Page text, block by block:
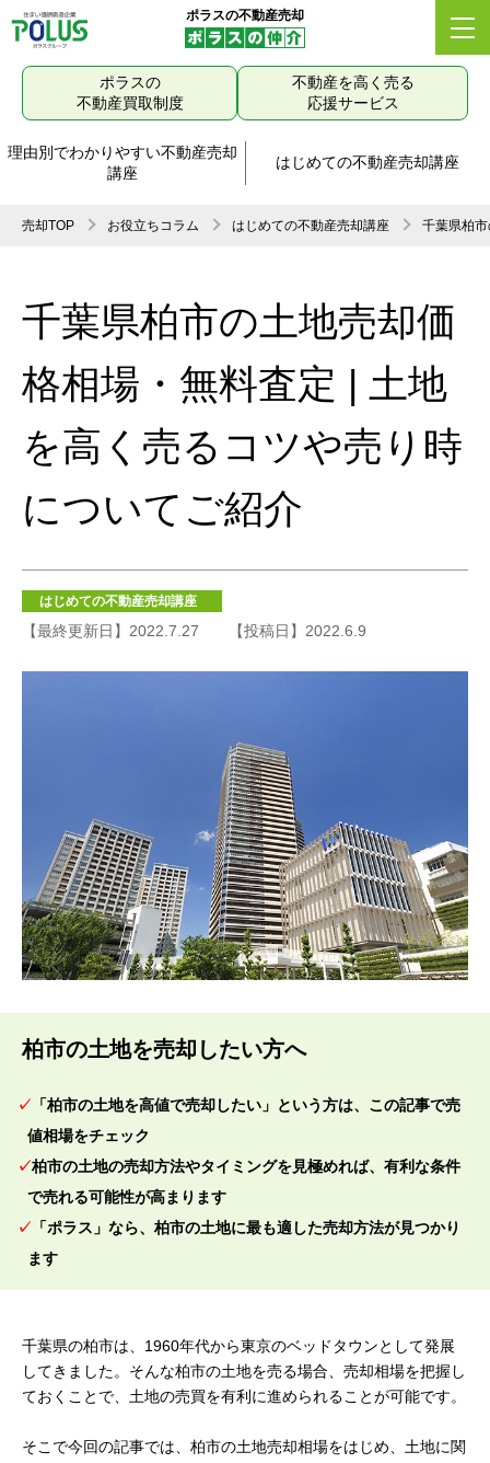
ポラスの不動産売却
ポラスの
不動産買取制度
不動産を高く売る
応援サービス
理由別でわかりやすい不動産売却
講座
はじめての不動産売却講座
売却TOP お役立ちコラム はじめての不動産売却講座 千葉県柏
千葉県柏市の土地売却価
格相場・無料査定 | 土地
を高く売るコツや売り時
についてご紹介
はじめての不動産売却講座
【最終更新日】2022.7.27 【投稿日】2022.6.9
柏市の土地を売却したい方へ
「柏市の土地を高値で売却したい」という方は、この記事で売
値相場をチェック
柏市の土地の売却方法やタイミングを見極めれば、有利な条件
で売れる可能性が高まります
「ポラス」なら、柏市の土地に最も適した売却方法が見つかり
ます
千葉県の柏市は、1960年代から東京のベッドタウンとして発展
してきました。そんな柏市の土地を売る場合、売却相場を把握し
ておくことで、土地の売買を有利に進められることが可能です。
そこで今回の記事では、柏市の土地売却相場をはじめ、土地に関